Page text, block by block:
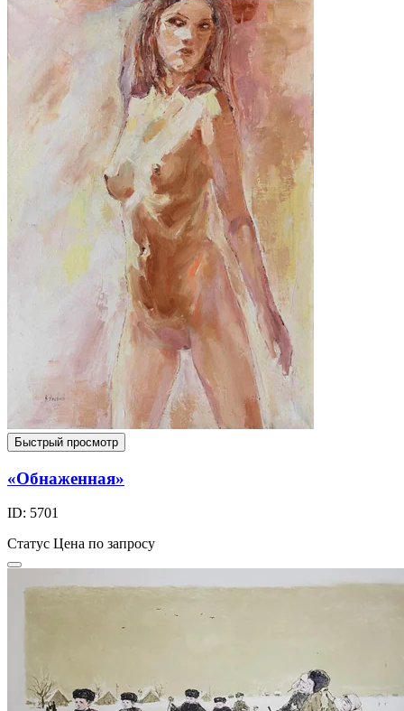
Быстрый просмотр
«Обнаженная»
ID: 5701
Статус Цена по запросу